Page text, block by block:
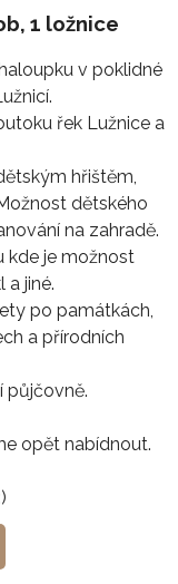
1 ložnice
v poklidné
řek Lužnice a
hřištěm,
dětského
na zahradě.
kde je možnost
jiné.
po památkách,
a přírodních
půjčovně.
opět nabídnout.